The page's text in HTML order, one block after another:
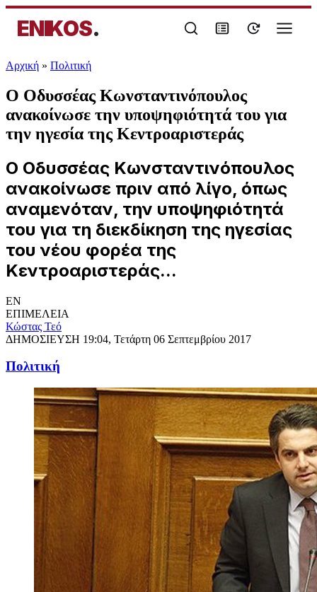
ENIKOS.
Αρχική » Πολιτική
Ο Οδυσσέας Κωνσταντινόπουλος
ανακοίνωσε την υποψηφιότητά του για
την ηγεσία της Κεντροαριστεράς
Ο Οδυσσέας Κωνσταντινόπουλος
ανακοίνωσε πριν από λίγο, όπως
αναμενόταν, την υποψηφιότητά
του για τη διεκδίκηση της ηγεσίας
του νέου φορέα της
Κεντροαριστεράς...
EN
ΕΠΙΜΕΛΕΙΑ
Κώστας Τεό
ΔΗΜΟΣΙΕΥΣΗ 19:04, Τετάρτη 06 Σεπτεμβρίου 2017
Πολιτική